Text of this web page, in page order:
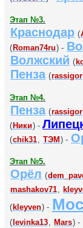
Этап №3.
Краснодар (
( Roman74ru) -
Волжский (
Пенза (rassigor
Этап №4.
Пенза (rassigor
( Ники) -
(chik31, ТЭМ ) -
Этап №5.
Орёл (
mashakov71,
( kleyven) -
( levinka13, Mars) -